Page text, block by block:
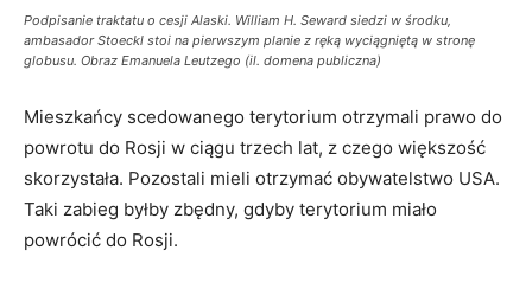
Podpisanie traktatu o cesji Alaski. William H. Seward siedzi w środku,
ambasador Stoeckl stoi na pierwszym planie z ręką wyciągniętą w stronę
globusu. Obraz Emanuela Leutzego (il. domena publiczna)
Mieszkańcy scedowanego terytorium otrzymali prawo do
powrotu do Rosji w ciągu trzech lat, z czego większość
skorzystała. Pozostali mieli otrzymać obywatelstwo USA.
Taki zabieg byłby zbędny, gdyby terytorium miało
powrócić do Rosji.